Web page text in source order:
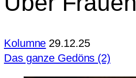
Kolumne 29.12.25
Das ganze Gedöns (2)